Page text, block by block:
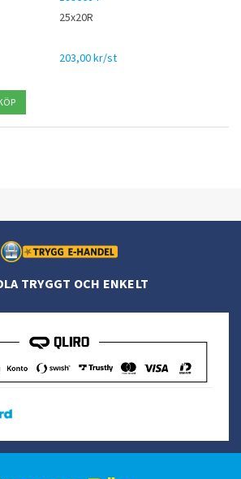
25x20R
203,00 kr/st
TRYGGT OCH ENKELT